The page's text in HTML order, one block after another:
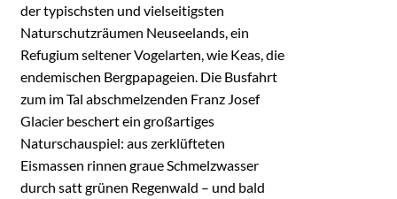
der typischsten und vielseitigsten
Naturschutzräumen Neuseelands, ein
Refugium seltener Vogelarten, wie Keas, die
endemischen Bergpapageien. Die Busfahrt
zum im Tal abschmelzenden Franz Josef
Glacier beschert ein großartiges
Naturschauspiel: aus zerklüfteten
Eismassen rinnen graue Schmelzwasser
durch satt grünen Regenwald – und bald